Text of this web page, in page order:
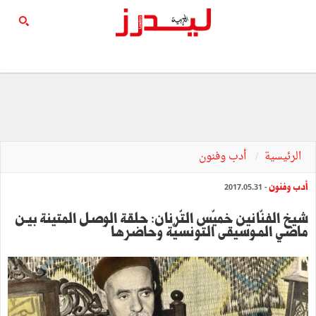
الرئيسية أدب وفنون
أدب وفنون- 2017.05.31
شيخ الفنّانين خميّس التّرنان: حلقة الوصل المتينة بيـن
ماضي المـوسيقى التّونسيّة وحاضرها